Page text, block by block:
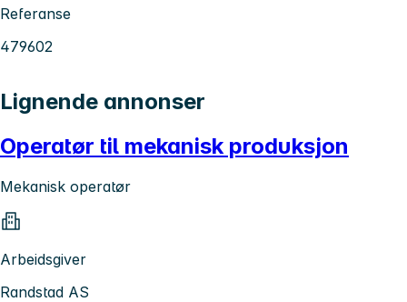
Referanse
479602
Lignende annonser
Operatør til mekanisk produksjon
Mekanisk operatør
Arbeidsgiver
Randstad AS